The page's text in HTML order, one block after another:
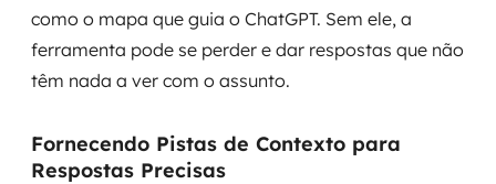
como o mapa que guia o ChatGPT. Sem ele, a
ferramenta pode se perder e dar respostas que não
têm nada a ver com o assunto.
Fornecendo Pistas de Contexto para
Respostas Precisas